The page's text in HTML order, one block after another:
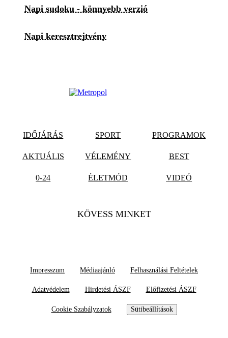
Napi sudoku - könnyebb verzió
Napi keresztrejtvény
IDŐJÁRÁS SPORT PROGRAMOK
AKTUÁLIS VÉLEMÉNY BEST
0-24 ÉLETMÓD VIDEÓ
KÖVESS MINKET
Impresszum Médiaajánló Felhasználási Feltételek
Adatvédelem Hirdetési ÁSZF Előfizetési ÁSZF
Cookie Szabályzatok Sütibeállítások